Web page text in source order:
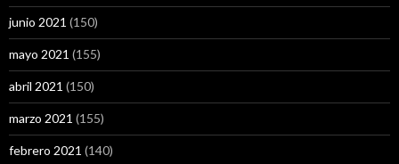
junio 2021 (150)
mayo 2021 (155)
abril 2021 (150)
marzo 2021 (155)
febrero 2021 (140)